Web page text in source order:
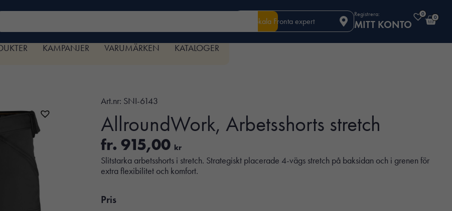
Din lokala Fronta expert
Registrera:
MITT KONTO
0
0
KAMPANJER VARUMÄRKEN KATALOGER
Art.nr: SNI-6143
AllroundWork, Arbetsshorts stretch
fr. 915,00 kr
Slitstarka arbetsshorts i stretch. Strategiskt placerade 4-vägs stretch på baksidan och i grenen för
extra flexibilitet och komfort.
Pris